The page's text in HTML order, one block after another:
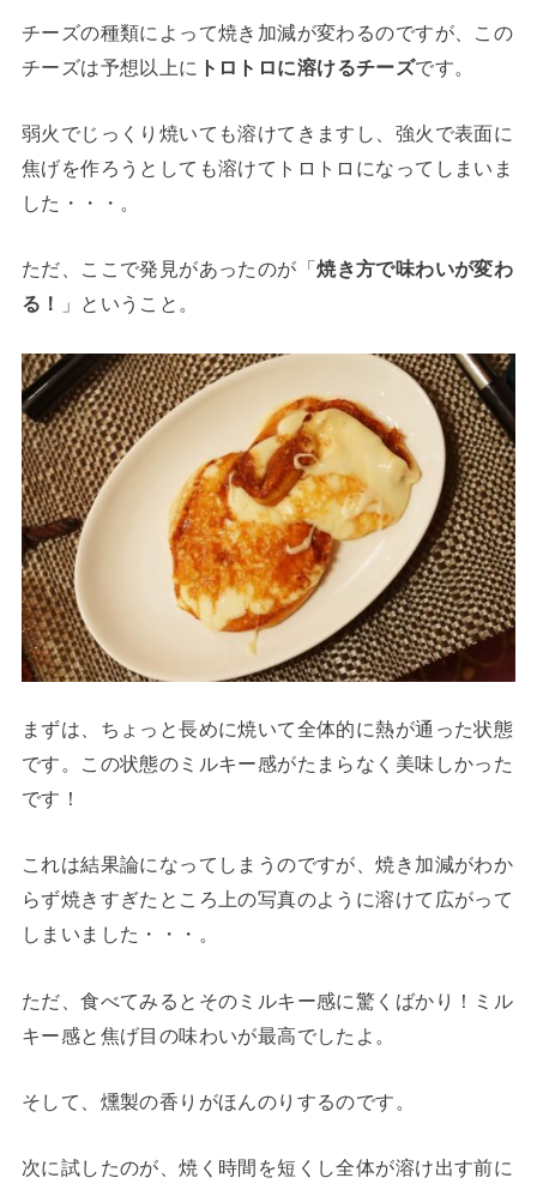
チーズの種類によって焼き加減が変わるのですが、この
チーズは予想以上に トロトロに溶けるチーズです。
弱火でじっくり焼いても溶けてきますし、強火で表面に
焦げを作ろうとしても溶けてトロトロになってしまいま
した・・・。
ただ、ここで発見があったのが「焼き方で味わいが変わ
る！
」ということ。
まずは、ちょっと長めに焼いて全体的に熱が通った状態
です。この状態のミルキー感がたまらなく美味しかった
です！
これは結果論になってしまうのですが、焼き加減がわか
らず焼きすぎたところ上の写真のように溶けて広がって
しまいました・・・。
ただ、食べてみるとそのミルキー感に驚くばかり！ミル
キー感と焦げ目の味わいが最高でしたよ。
そして、燻製の香りがほんのりするのです。
次に試したのが、焼く時間を短くし全体が溶け出す前に